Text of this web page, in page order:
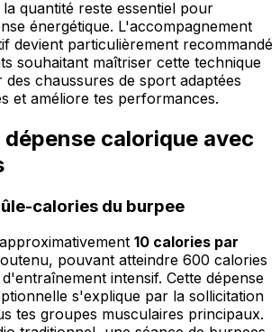
quantité reste essentiel pour
énergétique. L'accompagnement
devient particulièrement recommandé
souhaitant maîtriser cette technique
chaussures de sport adaptées
et améliore tes performances.
dépense calorique avec
calories du burpee
10 calories par
pouvant atteindre 600 calories
intensif. Cette dépense
s'explique par la sollicitation
tes groupes musculaires principaux.